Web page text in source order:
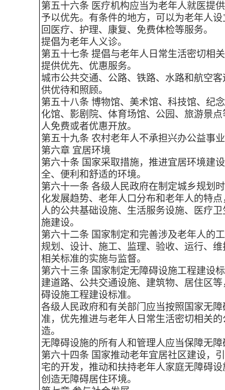
第五十六条 医疗机构应当为老年人就医提
予以优先。有条件的地方，可以为老年人
回医疗、护理、康复、免费体检等服务。
提倡为老年人义诊。
第五十七条 提倡与老年人日常生活密切相
提供优先、优惠服务。
城市公共交通、公路、铁路、水路和航空
供优待和照顾。
第五十八条 博物馆、美术馆、科技馆、纪
化馆、影剧院、体育场馆、公园、旅游景
人免费或者优惠开放。
第五十九条 农村老年人不承担兴办公益事
第六章 宜居环境
第六十条 国家采取措施，推进宜居环境建
全、便利和舒适的环境。
第六十一条 各级人民政府在制定城乡规划
化发展趋势、老年人口分布和老年人的特
人的公共基础设施、生活服务设施、医疗
施建设。
第六十二条 国家制定和完善涉及老年人的
规划、设计、施工、监理、验收、运行、
相关标准的实施与监督。
第六十三条 国家制定无障碍设施工程建设
建道路、公共交通设施、建筑物、居住区
碍设施工程建设标准。
各级人民政府和有关部门应当按照国家无
准，优先推进与老年人日常生活密切相关
造。
无障碍设施的所有人和管理人应当保障无
第六十四条 国家推动老年宜居社区建设，
宅的开发，推动和扶持老年人家庭无障碍
创造无障碍居住环境。